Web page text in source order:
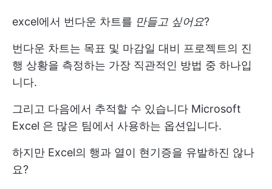
excel에서 번다운 차트를 만들고 싶어요?
번다운 차트는 목표 및 마감일 대비 프로젝트의 진
행 상황을 측정하는 가장 직관적인 방법 중 하나입
니다.
그리고 다음에서 추적할 수 있습니다 Microsoft
Excel 은 많은 팀에서 사용하는 옵션입니다.
하지만 Excel의 행과 열이 현기증을 유발하진 않나
요?